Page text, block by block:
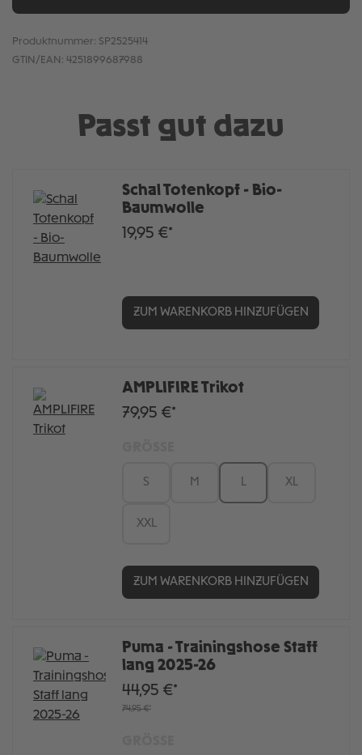
Produktnummer: SP2525414
GTIN/EAN: 4251899687988
Passt gut dazu
Schal Totenkopf - Bio-
Baumwolle
19,95 €*
ZUM WARENKORB HINZUFÜGEN
AMPLIFIRE Trikot
79,95 €*
S M L XL
XXL
ZUM WARENKORB HINZUFÜGEN
Puma - Trainingshose Staff
lang 2025-26
44,95 €*
74,95 €*